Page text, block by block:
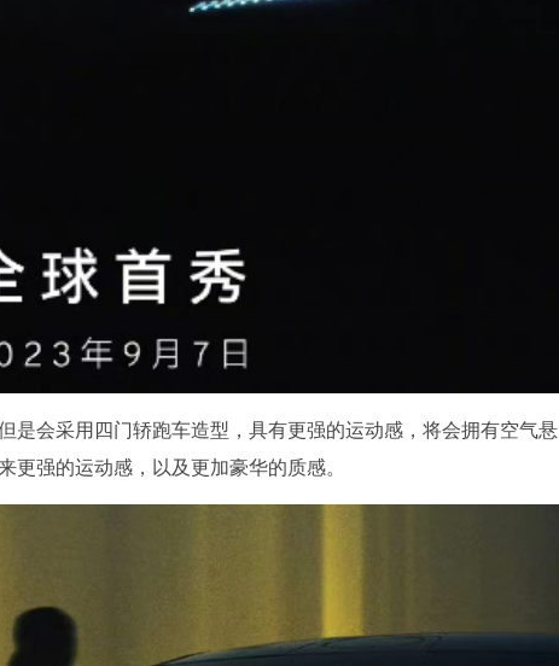
是会采用四门轿跑车造型，具有更强的运动感，将会拥有空气悬
更强的运动感，以及更加豪华的质感。